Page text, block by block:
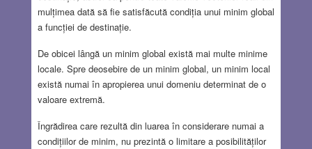
mulțimea dată să fie satisfăcută condiția unui minim global
a funcției de destinație.
De obicei lângă un minim global există mai multe minime
locale. Spre deosebire de un minim global, un minim local
există numai în apropierea unui domeniu determinat de o
valoare extremă.
Îngrădirea care rezultă din luarea în considerare numai a
condițiilor de minim, nu prezintă o limitare a posibilităților